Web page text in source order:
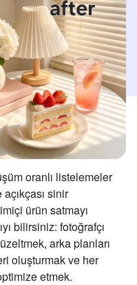
oranlı listelemeler
sinir
ürün satmayı
bilirsiniz: fotoğrafçı
arka planları
oluşturmak ve her
etmek.